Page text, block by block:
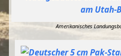
Amerikanisches